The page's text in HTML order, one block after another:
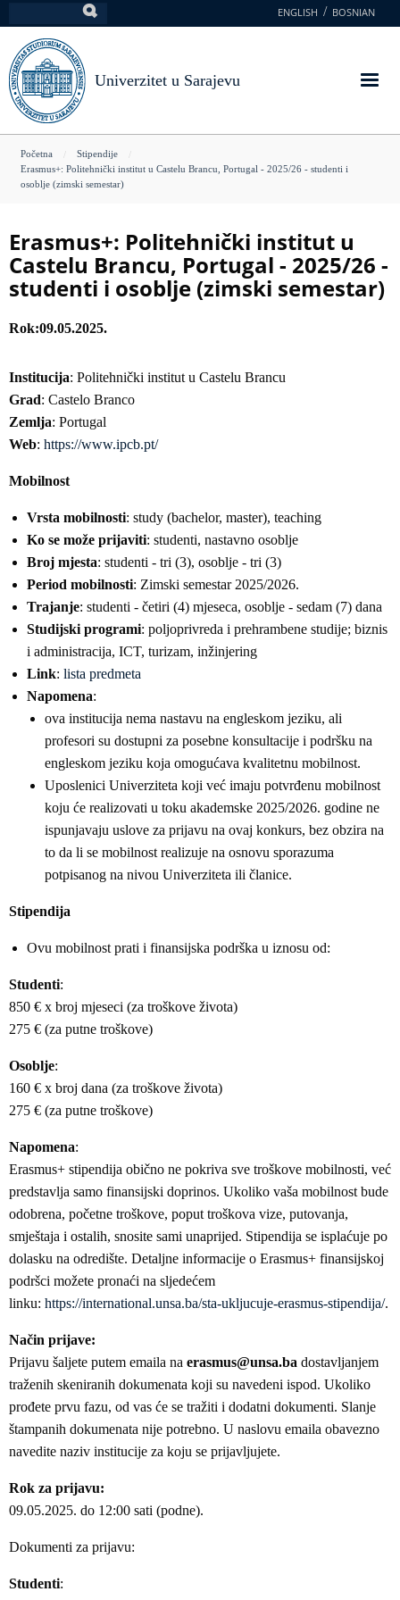
na
glavni
sadržaj
ENGLISH BOSNIAN
Univerzitet u Sarajevu
You
are
Početna
Stipendije
Erasmus+: Politehnički institut u Castelu Brancu, Portugal - 2025/26 - studenti i
osoblje (zimski semestar)
Erasmus+: Politehnički institut u
Castelu Brancu, Portugal - 2025/26 -
studenti i osoblje (zimski semestar)
Rok 09.05.2025.
Institucija: Politehnički institut u Castelu Brancu
Grad: Castelo Branco
Zemlja: Portugal
Web: https://www.ipcb.pt/
Mobilnost
Vrsta mobilnosti: study (bachelor, master), teaching
Ko se može prijaviti: studenti, nastavno osoblje
Broj mjesta: studenti - tri (3), osoblje - tri (3)
Period mobilnosti: Zimski semestar 2025/2026.
Trajanje: studenti - četiri (4) mjeseca, osoblje - sedam (7) dana
Studijski programi: poljoprivreda i prehrambene studije; biznis
i administracija, ICT, turizam, inžinjering
Link: lista predmeta
Napomena:
ova institucija nema nastavu na engleskom jeziku, ali
profesori su dostupni za posebne konsultacije i podršku na
engleskom jeziku koja omogućava kvalitetnu mobilnost.
Uposlenici Univerziteta koji već imaju potvrđenu mobilnost
koju će realizovati u toku akademske 2025/2026. godine ne
ispunjavaju uslove za prijavu na ovaj konkurs, bez obzira na
to da li se mobilnost realizuje na osnovu sporazuma
potpisanog na nivou Univerziteta ili članice.
Stipendija
Ovu mobilnost prati i finansijska podrška u iznosu od:
Studenti:
850 € x broj mjeseci (za troškove života)
275 € (za putne troškove)
Osoblje:
160 € x broj dana (za troškove života)
275 € (za putne troškove)
Napomena:
Erasmus+ stipendija obično ne pokriva sve troškove mobilnosti, već
predstavlja samo finansijski doprinos. Ukoliko vaša mobilnost bude
odobrena, početne troškove, poput troškova vize, putovanja,
smještaja i ostalih, snosite sami unaprijed. Stipendija se isplaćuje po
dolasku na odredište. Detaljne informacije o Erasmus+ finansijskoj
podršci možete pronaći na sljedećem
linku: https://international.unsa.ba/sta-ukljucuje-erasmus-stipendija/.
Način prijave:
Prijavu šaljete putem emaila na erasmus@unsa.ba dostavljanjem
traženih skeniranih dokumenata koji su navedeni ispod. Ukoliko
prođete prvu fazu, od vas će se tražiti i dodatni dokumenti. Slanje
štampanih dokumenata nije potrebno. U naslovu emaila obavezno
navedite naziv institucije za koju se prijavljujete.
Rok za prijavu:
09.05.2025. do 12:00 sati (podne).
Dokumenti za prijavu:
Studenti: